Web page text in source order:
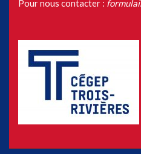
Pour nous contacter :